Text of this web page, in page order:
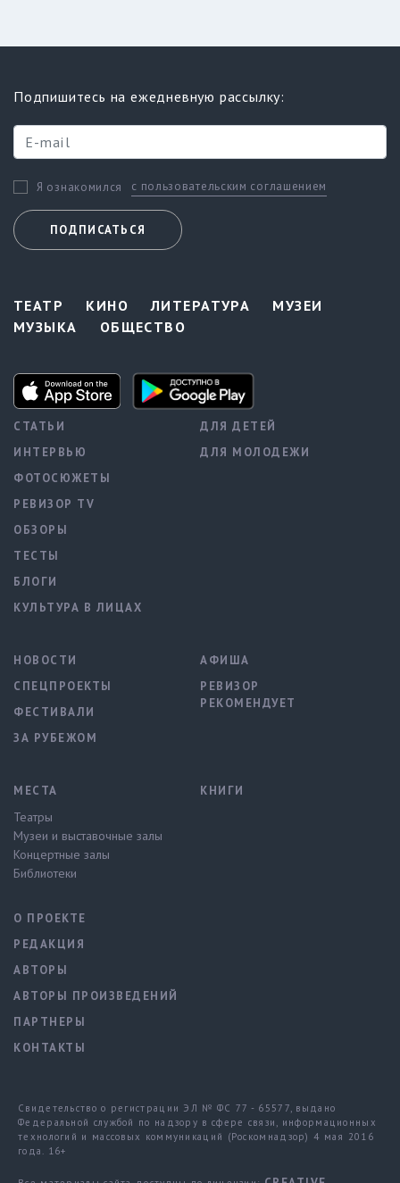
Подпишитесь на ежедневную рассылку:
Я ознакомился с пользовательским соглашением
ПОДПИСАТЬСЯ
ТЕАТР КИНО ЛИТЕРАТУРА
МУЗЕИ
МУЗЫКА
ОБЩЕСТВО
СТАТЬИ
ИНТЕРВЬЮ
ФОТОСЮЖЕТЫ
РЕВИЗОР TV
ОБЗОРЫ
ТЕСТЫ
БЛОГИ
КУЛЬТУРА В ЛИЦАХ
ДЛЯ ДЕТЕЙ
ДЛЯ МОЛОДЕЖИ
НОВОСТИ
СПЕЦПРОЕКТЫ
ФЕСТИВАЛИ
ЗА РУБЕЖОМ
АФИША
РЕВИЗОР
РЕКОМЕНДУЕТ
МЕСТА
Театры
Музеи и выставочные залы
Концертные залы
Библиотеки
КНИГИ
О ПРОЕКТЕ
РЕДАКЦИЯ
АВТОРЫ
АВТОРЫ ПРОИЗВЕДЕНИЙ
ПАРТНЕРЫ
КОНТАКТЫ
Свидетельство о регистрации ЭЛ № ФС 77 - 65577, выдано
Федеральной службой по надзору в сфере связи, информационных
технологий и массовых коммуникаций (Роскомнадзор) 4 мая 2016
года. 16+